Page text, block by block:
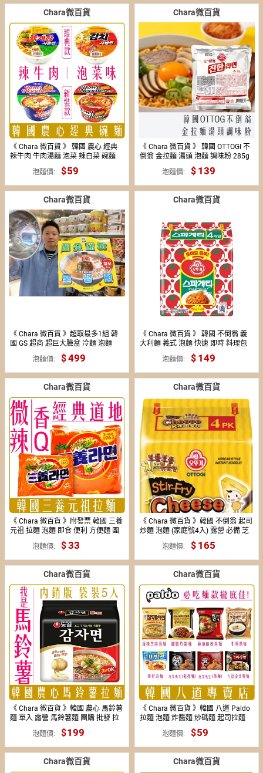
Chara微百貨
《 Chara 微百貨 》 韓國 農心 經典
辣牛肉 牛肉湯麵 泡菜 辣白菜 碗麵
泡麵 辣牛肉湯 團購 碗麵
泡麵價 39
59
Chara微百貨
《 Chara 微百貨 》 韓國 OTTOGI 不
倒翁 金拉麵 湯頭 泡麵 調味粉 285g
泡麵價
139
Chara微百貨
《 Chara 微百貨 》超取最多1組 韓
國 GS 超商 超巨大臉盆 冷麵 泡麵
1680g 8人份 送鐵製30cm超大臉盆
泡麵價 499
Chara微百貨
《 Chara 微百貨 》 韓國 不倒翁 義
大利麵 義式 泡麵 快速 即時 料理包
單包 團購 批發 番茄
泡麵價 149
Chara微百貨
《 Chara 微百貨 》附發票 韓國 三養
元祖 拉麵 泡麵 即食 便利 方便麵 團
購 美食 道地 韓風 微辣
泡麵價 33
Chara微百貨
《 Chara 微百貨 》韓國 不倒翁 起司
炒麵 泡麵 (家庭號4入) 露營 必備 芝
士 乳酪 起司拉麵
泡麵價 165
Chara微百貨
《 Chara 微百貨 》韓國 農心 馬鈴薯
麵 單入 露營 馬鈴薯麵 團購 批發 拉
泡麵價 159
199
Chara微百貨
《 Chara 微百貨 》韓國 八道 Paldo
拉麵 泡麵 炸醬麵 炒碼麵 起司拉麵
金 牛骨湯麵 辣拌 冷麵 泡菜
泡麵價 29
59
Chara微百貨 Chara微百貨